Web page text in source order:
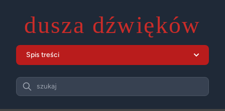
dusza dźwięków
Spis treści
Search
szukaj